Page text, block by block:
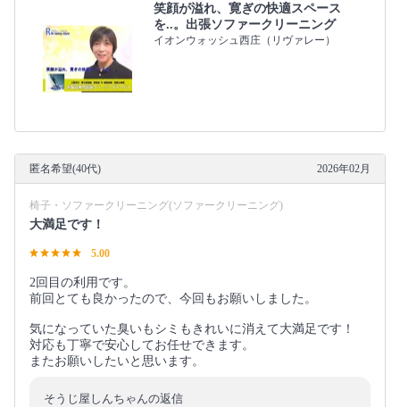
笑顔が溢れ、寛ぎの快適スペース
を..。出張ソファークリーニング
イオンウォッシュ西庄（リヴァレー）
匿名希望(40代) 2026年02月
椅子・ソファークリーニング(ソファークリーニング)
大満足です！
5.00
2回目の利用です。
前回とても良かったので、今回もお願いしました。
気になっていた臭いもシミもきれいに消えて大満足です！
対応も丁寧で安心してお任せできます。
またお願いしたいと思います。
そうじ屋しんちゃんの返信